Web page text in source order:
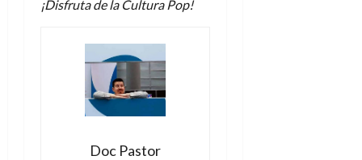
¡Disfruta de la Cultura Pop!
Doc Pastor